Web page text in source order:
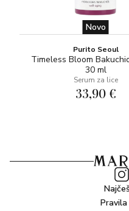
Novo
Purito Seoul
Timeless Bloom
30 ml
Serum za lice
33,90 €